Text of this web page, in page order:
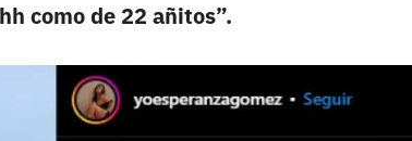
como de 22 añitos”.